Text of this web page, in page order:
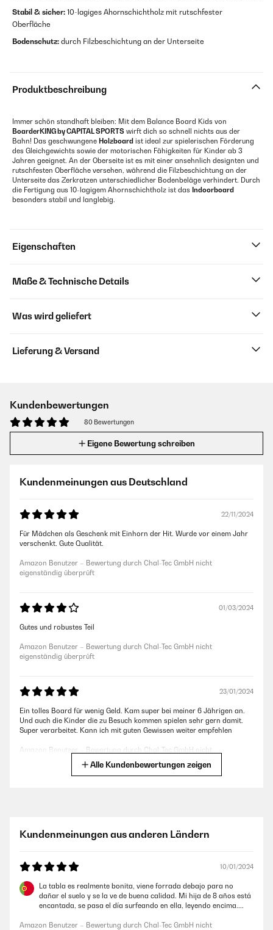
Stabil & sicher: 10-lagiges Ahornschichtholz mit rutschfester
Oberfläche
Bodenschutz: durch Filzbeschichtung an der Unterseite
Produktbeschreibung
Immer schön standhaft bleiben: Mit dem Balance Board Kids von
BoarderKING by CAPITAL SPORTS wirft dich so schnell nichts aus der
Bahn! Das geschwungene Holzboard ist ideal zur spielerischen Förderung
des Gleichgewichts sowie der motorischen Fähigkeiten für Kinder ab 3
Jahren geeignet. An der Oberseite ist es mit einer ansehnlich designten und
rutschfesten Oberfläche versehen, während die Filzbeschichtung an der
Unterseite das Zerkratzen unterschiedlicher Bodenbeläge verhindert. Durch
die Fertigung aus 10-lagigem Ahornschichtholz ist das Indoorboard
besonders stabil und langlebig.
Eigenschaften
Maße & Technische Details
Was wird geliefert
Lieferung & Versand
Kundenbewertungen
80 Bewertungen
Eigene Bewertung schreiben
Kundenmeinungen aus Deutschland
22/11/2024
Für Mädchen als Geschenk mit Einhorn der Hit. Wurde vor einem Jahr
verschenkt. Gute Qualität.
Amazon Benutzer – Bewertung durch Chal-Tec GmbH nicht
eigenständig überprüft
01/03/2024
Gutes und robustes Teil
Amazon Benutzer – Bewertung durch Chal-Tec GmbH nicht
eigenständig überprüft
23/01/2024
Ein tolles Board für wenig Geld. Kam super bei meiner 6 Jährigen an.
Und auch die Kinder die zu Besuch kommen spielen sehr gern damit.
Super verarbeitet. Kann ich mit guten Gewissen weiter empfehlen
Amazon Benutzer – Bewertung durch Chal-Tec GmbH nicht
eigenständig überprüft
Verwendungsmöglichkeit ein.
eigenständig überprüft
25/09/2023
sehr kreativ. Im Gegensatz zu 'normalen' Spielsachen, fällt ihr zum
Alle Kundenbewertungen zeigen
Kundenmeinungen aus anderen Ländern
10/01/2024
La tabla es realmente bonita, viene forrada debajo para no
dañar el suelo y se la ve de buena calidad. Mi hija de 8 años está
encantada, se pasa el día surfeando en ella, leyendo encima....
Amazon Benutzer – Bewertung durch Chal-Tec GmbH nicht